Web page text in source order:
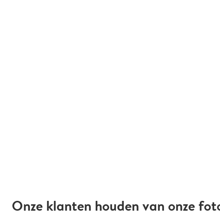
Onze klanten houden van onze